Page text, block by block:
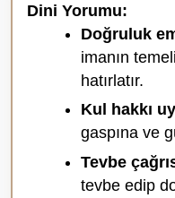
Dini Yorumu:
Doğruluk
imanın
hatırlatır.
Kul hakkı
gaspına ve
Tevbe
tevbe edip